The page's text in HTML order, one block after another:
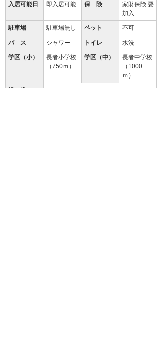
入居可能日 即入居可能 保 険
家財保険 要
加入
駐車場 駐車場無し ペット 不可
バ ス シャワー トイレ 水洗
学区（小）
長者小学校
（750ｍ）
学区（中）
長者中学校
（1000
ｍ）
設 備 エアコン